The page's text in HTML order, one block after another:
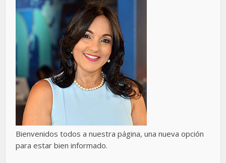
Bienvenidos todos a nuestra página, una nueva opción
para estar bien informado.